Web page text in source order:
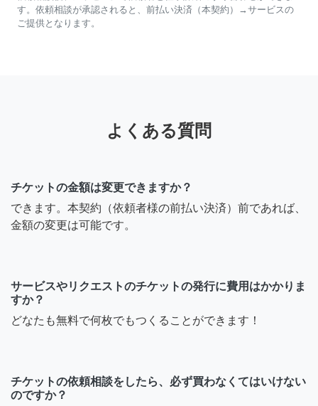
す。依頼相談が承認されると、前払い決済（本契約）→サービスの
ご提供となります。
よくある質問
チケットの金額は変更できますか？
できます。本契約（依頼者様の前払い決済）前であれば、
金額の変更は可能です。
サービスやリクエストのチケットの発行に費用はかかりま
すか？
どなたも無料で何枚でもつくることができます！
チケットの依頼相談をしたら、必ず買わなくてはいけない
のですか？